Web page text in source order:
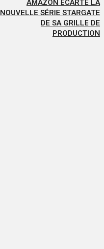
AMAZON ÉCARTE LA
NOUVELLE SÉRIE STARGATE
DE SA GRILLE DE
PRODUCTION